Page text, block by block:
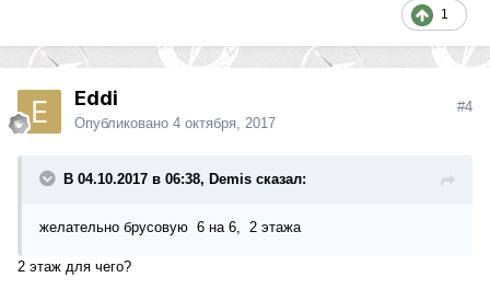
1
Eddi
Опубликовано 4 октября, 2017
#4
В 04.10.2017 в 06:38, Demis сказал:
желательно брусовую 6 на 6, 2 этажа
2 этаж для чего?